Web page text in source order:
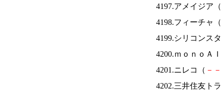
4197.アメイジア（
4198.フィーチャ（
4199.シリコンス
4200.ｍｏｎｏＡ
4201.ニレコ（ － －
4202.三井住友ト